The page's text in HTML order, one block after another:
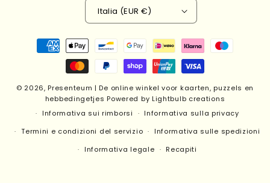
Italia (EUR €)
Metodi
pagamento
© 2026, Presenteum | De online winkel voor kaarten, puzzels en
hebbedingetjes Powered by Lightbulb creations
Informativa sui rimborsi
Informativa sulla privacy
Termini e condizioni del servizio
Informativa sulle spedizioni
Informativa legale
Recapiti